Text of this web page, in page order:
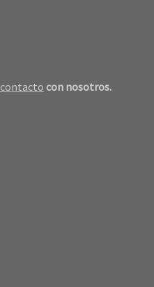
contacto con nosotros.